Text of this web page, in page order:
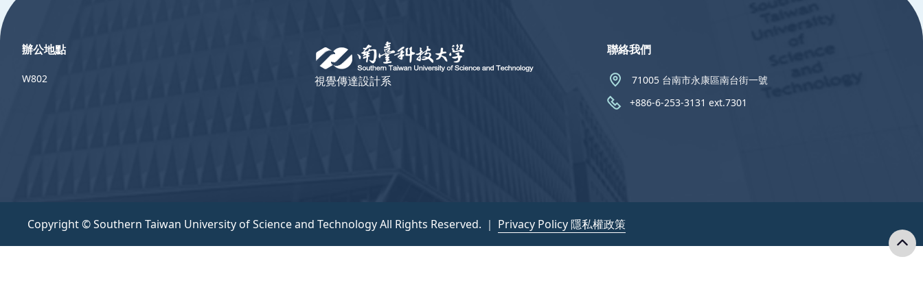
視覺傳達設計系
聯絡我們
71005 台南市永康區南台街一號
+886-6-253-3131 ext.7301
辦公地點
W802
Copyright © Southern Taiwan University of Science and Technology All Rights Reserved. ｜ Privacy Policy 隱私權政策